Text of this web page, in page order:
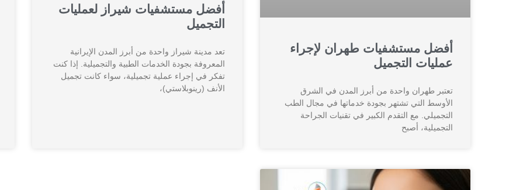
أفضل مستشفيات طهران لإجراء
عمليات التجميل
تعتبر طهران واحدة من أبرز المدن في الشرق
الأوسط التي تشتهر بجودة خدماتها في مجال الطب
التجميلي. مع التقدم الكبير في تقنيات الجراحة
التجميلية، أصبح
أفضل مستشفيات شيراز لعمليات
التجميل
تعد مدينة شيراز واحدة من أبرز المدن الإيرانية
المعروفة بجودة الخدمات الطبية والتجميلية. إذا كنت
تفكر في إجراء عملية تجميلية، سواء كانت تجميل
الأنف (رينوبلاستي)،